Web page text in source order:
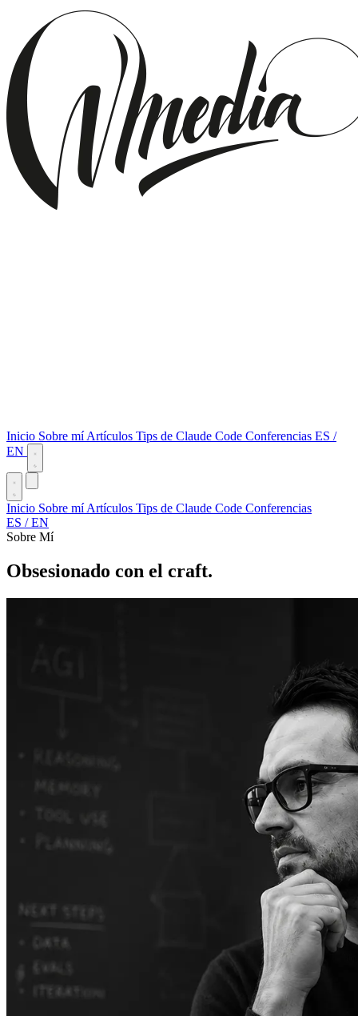
Inicio Sobre míArtículos Tips de Claude Code Conferencias ES /
EN
Inicio Sobre míArtículos Tips de Claude Code Conferencias
ES / EN
Sobre Mí
Obsesionado con el craft.